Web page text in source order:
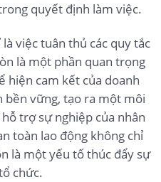
quyết định làm việc.
việc tuân thủ các quy tắc
là một phần quan trọng
hiện cam kết của doanh
bền vững, tạo ra một môi
trợ sự nghiệp của nhân
toàn lao động không chỉ
là một yếu tố thúc đẩy sự
chức.